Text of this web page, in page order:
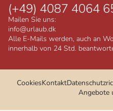
(+49) 4087 4064
Mailen Sie uns:
info@urlaub.dk
Alle E-Mails werden, auch an
innerhalb von 24 Std.
CookiesKontakt
Angebote